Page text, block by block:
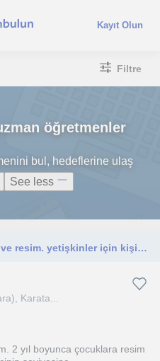
Kayıt Olun
Filtre
öğretmenler
bul, hedeflerine ulaş
See less
resim öğretmeniyim. Çocuklar ve resim. yetişkinler için kişiye özel dersler
Karata...
2 yıl boyunca çocuklara resim